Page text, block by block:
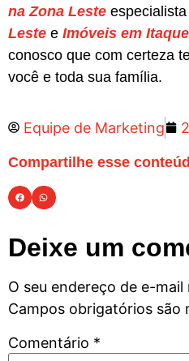
na Zona Leste especialista
Leste e Imóveis em
conosco que com certeza
você e toda sua família.
Equipe de Marketing
Compartilhe esse
Deixe um
O seu endereço de e-
Campos obrigatórios são
Comentário *